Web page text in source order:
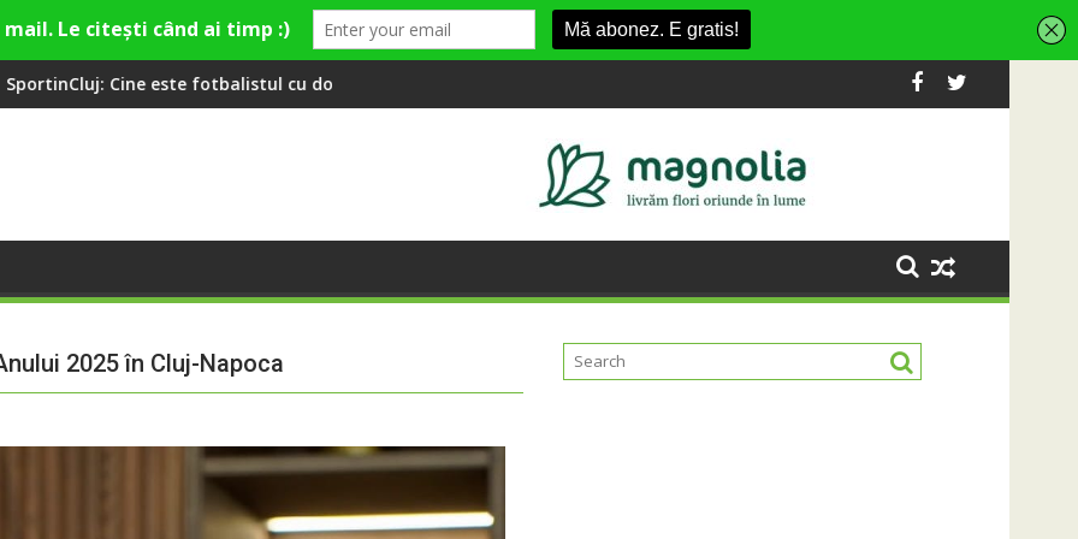
cu două diplome care a învățat româna la 2 ani
Compania de Apă Someș, campioană la dezvoltarea infrastructurii de apă și canalizare
Universitatea Cluj a câștigat partida cu
2025 în Cluj-Napoca